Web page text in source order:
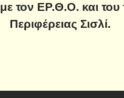
τον ΕΡ.Θ.Ο. και του
Περιφέρειας Σισλί.